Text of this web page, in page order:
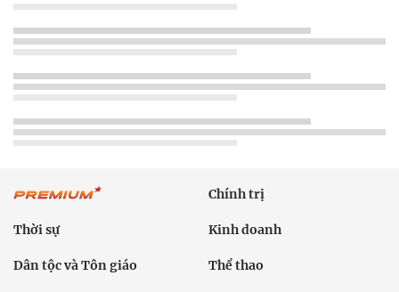
Chính trị
Thời sự Kinh doanh
Dân tộc và Tôn giáo Thể thao